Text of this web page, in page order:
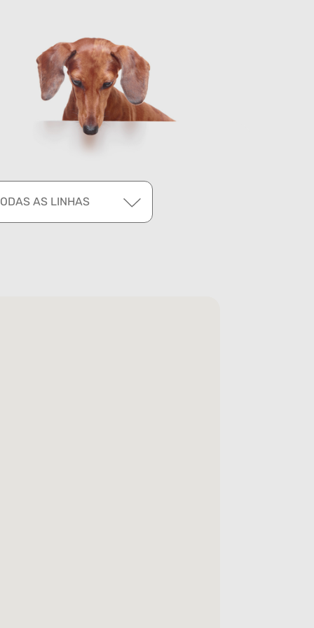
AS LINHAS